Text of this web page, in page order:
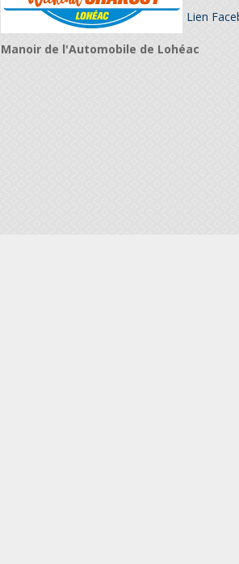
Lien
Manoir de l'Automobile de Lohéac